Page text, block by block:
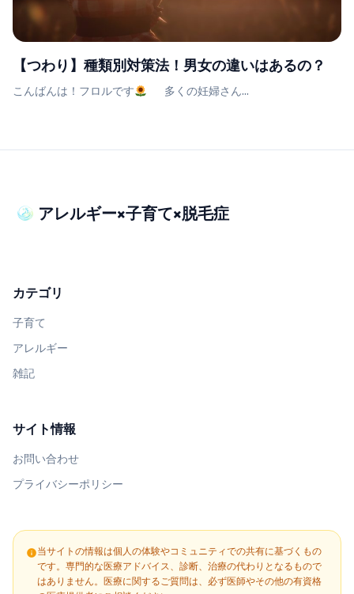
【つわり】種類別対策法！男女の違いはあるの？
こんばんは！フロルです 多くの妊婦さん...
アレルギー×子育て×脱毛症
カテゴリ
子育て
アレルギー
雑記
サイト情報
お問い合わせ
プライバシーポリシー
info当サイトの情報は個人の体験やコミュニティでの共有に基づくもの
です。専門的な医療アドバイス、診断、治療の代わりとなるもので
はありません。医療に関するご質問は、必ず医師やその他の有資格